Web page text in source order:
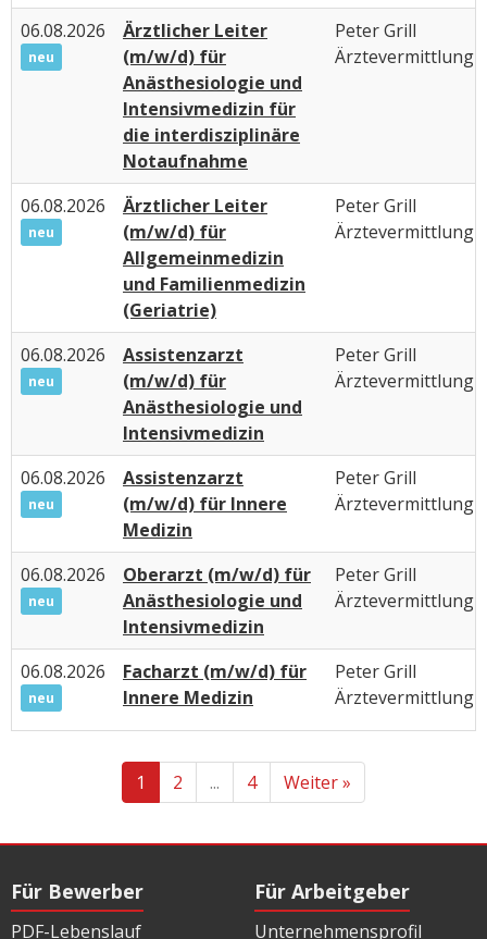
06.08.2026
neu
Ärztlicher Leiter
(m/w/d) für
Anästhesiologie und
Intensivmedizin für
die interdisziplinäre
Notaufnahme
Peter Grill
Ärztevermittlung
06.08.2026
neu
Ärztlicher Leiter
(m/w/d) für
Allgemeinmedizin
und Familienmedizin
(Geriatrie)
Peter Grill
Ärztevermittlung
06.08.2026
neu
Assistenzarzt
(m/w/d) für
Anästhesiologie und
Intensivmedizin
Peter Grill
Ärztevermittlung
06.08.2026
neu
Assistenzarzt
(m/w/d) für Innere
Medizin
Peter Grill
Ärztevermittlung
06.08.2026
neu
Oberarzt (m/w/d) für
Anästhesiologie und
Intensivmedizin
Peter Grill
Ärztevermittlung
06.08.2026
neu
Facharzt (m/w/d) für
Innere Medizin
Peter Grill
Ärztevermittlung
1 2 ... 4 Weiter »
Für Bewerber
PDF-Lebenslauf
Für Arbeitgeber
Unternehmensprofil